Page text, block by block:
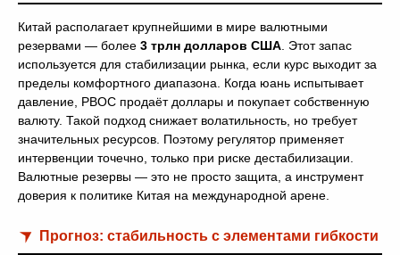
Китай располагает крупнейшими в мире валютными
резервами — более 3 трлн долларов США . Этот запас
используется для стабилизации рынка, если курс выходит за
пределы комфортного диапазона. Когда юань испытывает
давление, PBOC продаёт доллары и покупает собственную
валюту. Такой подход снижает волатильность, но требует
значительных ресурсов. Поэтому регулятор применяет
интервенции точечно, только при риске дестабилизации.
Валютные резервы — это не просто защита, а инструмент
доверия к политике Китая на международной арене.
Прогноз: стабильность с элементами гибкости